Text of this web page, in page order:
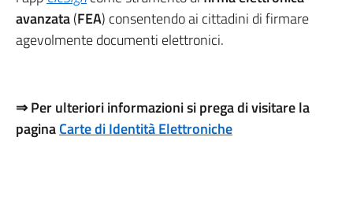
avanzata(FEA) consentendo ai cittadini di firmare
agevolmente documenti elettronici.
⇒ Per ulteriori informazioni si prega di visitare la
paginaCarte di Identità Elettroniche